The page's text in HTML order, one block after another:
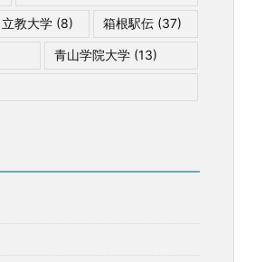
立教大学 (8) 箱根駅伝 (37)
青山学院大学 (13)